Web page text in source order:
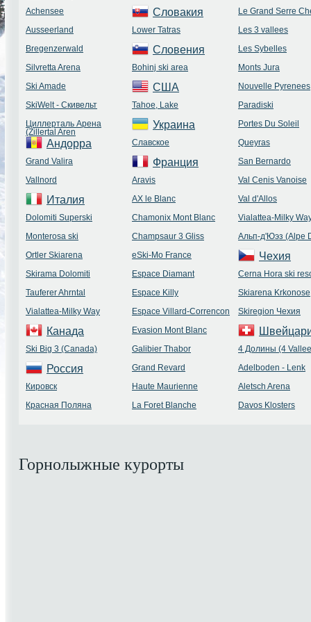
Achensee
Ausseerland
Bregenzerwald
Silvretta Arena
Ski Amade
SkiWelt - Скивельт
Циллерталь Арена
(Zillertal Aren
Андорра
Grand Valira
Vallnord
Италия
Dolomiti Superski
Monterosa ski
Ortler Skiarena
Skirama Dolomiti
Tauferer Ahrntal
Vialattea-Milky Way
Канада
Ski Big 3 (Canada)
Россия
Кировск
Красная Поляна
Словакия
Lower Tatras
Словения
Bohinj ski area
США
Tahoe, Lake
Украина
Славское
Франция
Aravis
AX le Blanc
Chamonix Mont Blanc
Champsaur 3 Gliss
eSki-Mo France
Espace Diamant
Espace Killy
Espace Villard-Correncon
Evasion Mont Blanc
Galibier Thabor
Grand Revard
Haute Maurienne
La Foret Blanche
Le Grand Serre
Les 3 vallees
Les Sybelles
Monts Jura
Nouvelle Pyrenees
Paradiski
Portes Du Soleil
Queyras
San Bernardo
Val Cenis Vanoise
Val d'Allos
Vialattea-Milky
Альп-д'Юэз (Alpe
Чехия
Cerna Hora ski
Skiarena Krkonose
Skiregion Чехия
4 Долины (4
Adelboden - Lenk
Aletsch Arena
Davos Klosters
Горнолыжные курорты